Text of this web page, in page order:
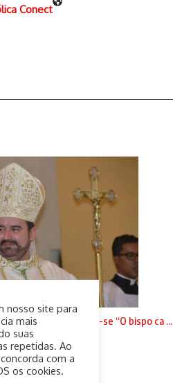
Conect
de Jundiaí cansam-se “O bispo ca ...
nosso site para
mais
suas
repetidas. Ao
com a
os cookies.